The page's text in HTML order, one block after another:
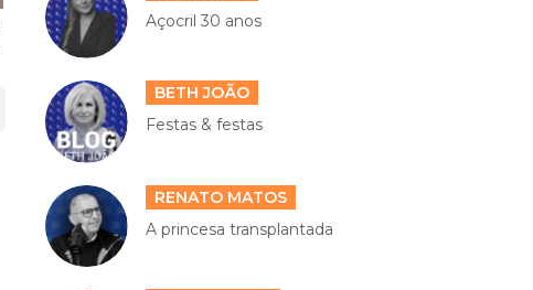
Açocril 30 anos
BETH JOÃO
Festas & festas
RENATO MATOS
A princesa transplantada